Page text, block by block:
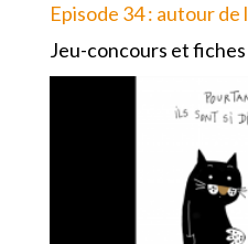
Episode 34 : autour de
Jeu-concours et